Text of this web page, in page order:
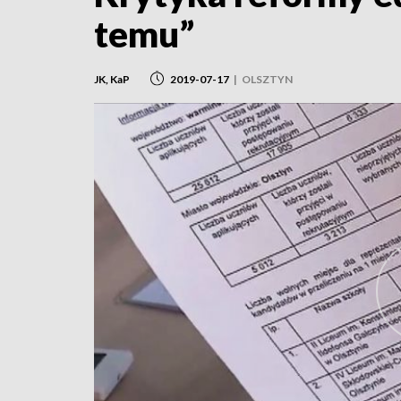
temu”
JK, KaP 2019-07-17 | OLSZTYN